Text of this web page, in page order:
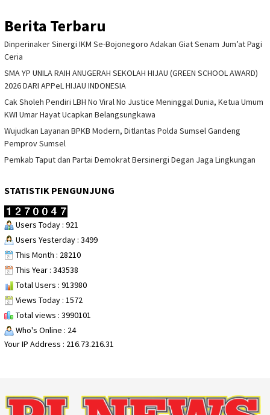
Berita Terbaru
Dinperinaker Sinergi IKM Se-Bojonegoro Adakan Giat Senam Jum’at Pagi
Ceria
SMA YP UNILA RAIH ANUGERAH SEKOLAH HIJAU (GREEN SCHOOL AWARD)
2026 DARI APPeL HIJAU INDONESIA
Cak Sholeh Pendiri LBH No Viral No Justice Meninggal Dunia, Ketua Umum
KWI Umar Hayat Ucapkan Belangsungkawa
Wujudkan Layanan BPKB Modern, Ditlantas Polda Sumsel Gandeng
Pemprov Sumsel
Pemkab Taput dan Partai Demokrat Bersinergi Degan Jaga Lingkungan
STATISTIK PENGUNJUNG
Users Today : 921
Users Yesterday : 3499
This Month : 28210
This Year : 343538
Total Users : 913980
Views Today : 1572
Total views : 3990101
Who's Online : 24
Your IP Address : 216.73.216.31